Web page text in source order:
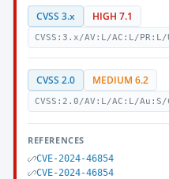
CVSS 3.x HIGH 7.1
CVSS:3.x/AV:L/AC:L/
CVSS 2.0 MEDIUM 6.2
CVSS:2.0/AV:L/AC:L/
REFERENCES
CVE-2024-46854
CVE-2024-46854